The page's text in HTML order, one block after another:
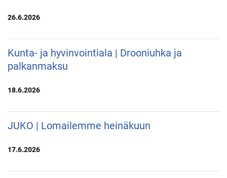
26.6.2026
Kunta- ja hyvinvointiala | Drooniuhka ja
palkanmaksu
18.6.2026
JUKO | Lomailemme heinäkuun
17.6.2026